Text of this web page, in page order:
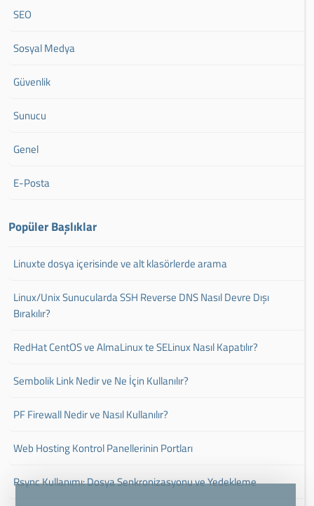
SEO
Sosyal Medya
Güvenlik
Sunucu
Genel
E-Posta
Popüler Başlıklar
Linuxte dosya içerisinde ve alt klasörlerde arama
Linux/Unix Sunucularda SSH Reverse DNS Nasıl Devre Dışı
Bırakılır?
RedHat CentOS ve AlmaLinux te SELinux Nasıl Kapatılır?
Sembolik Link Nedir ve Ne İçin Kullanılır?
PF Firewall Nedir ve Nasıl Kullanılır?
Web Hosting Kontrol Panellerinin Portları
Rsync Kullanımı: Dosya Senkronizasyonu ve Yedekleme